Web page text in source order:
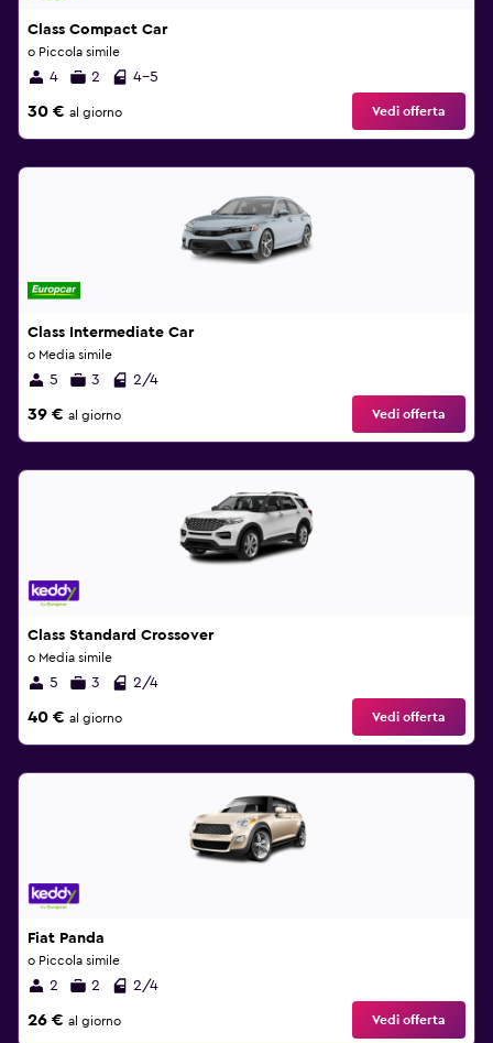
Class Compact Car
o Piccola simile
4 2 4-5
30 € al giorno Vedi offerta
Class Intermediate Car
o Media simile
5 3 2/4
39 € al giorno Vedi offerta
Class Standard Crossover
o Media simile
5 3 2/4
40 € al giorno Vedi offerta
Fiat Panda
o Piccola simile
2 2 2/4
26 € al giorno Vedi offerta